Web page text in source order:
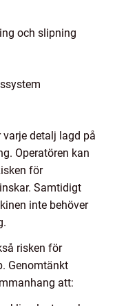
och slipning
detalj lagd på
Operatören kan
för
Samtidigt
inte behöver
risken för
Genomtänkt
att: